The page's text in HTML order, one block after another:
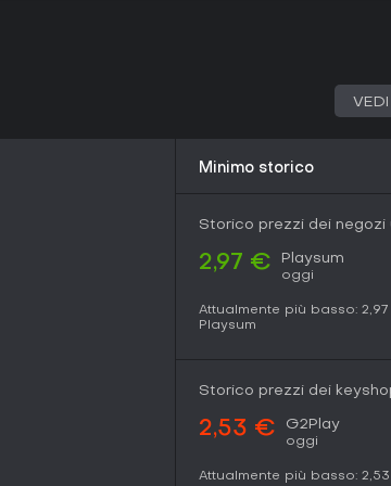
valore, specie con amici. In solo è meno
di sessioni intense da circa cinque ore, è una scelta
Minimo storico
Storico prezzi dei negozi
2,97 € Playsum
oggi
Attualmente più basso:
Playsum
Storico prezzi dei
2,53 € G2Play
oggi
Attualmente più basso: